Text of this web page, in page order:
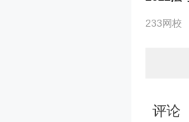
233网校